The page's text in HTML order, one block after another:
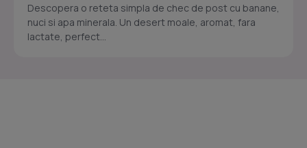
Descopera o reteta simpla de chec de post cu banane,
nuci si apa minerala. Un desert moale, aromat, fara
lactate, perfect...